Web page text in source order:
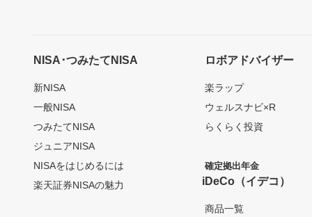
NISA･つみたてNISA
新NISA
一般NISA
つみたてNISA
ジュニアNISA
NISAをはじめるには
楽天証券NISAの魅力
ロボアドバイザー
楽ラップ
ウェルスナビ×R
らくらく投資
確定拠出年金
iDeCo（イデコ）
商品一覧